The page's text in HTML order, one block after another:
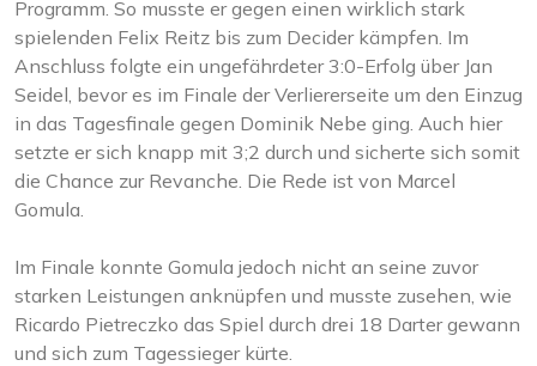
Programm. So musste er gegen einen wirklich stark
spielenden Felix Reitz bis zum Decider kämpfen. Im
Anschluss folgte ein ungefährdeter 3:0-Erfolg über Jan
Seidel, bevor es im Finale der Verliererseite um den Einzug
in das Tagesfinale gegen Dominik Nebe ging. Auch hier
setzte er sich knapp mit 3;2 durch und sicherte sich somit
die Chance zur Revanche. Die Rede ist von Marcel
Gomula.
Im Finale konnte Gomula jedoch nicht an seine zuvor
starken Leistungen anknüpfen und musste zusehen, wie
Ricardo Pietreczko das Spiel durch drei 18 Darter gewann
und sich zum Tagessieger kürte.